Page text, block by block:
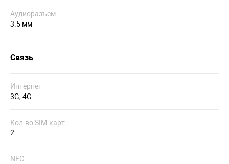
Аудиоразъем
3.5 мм
Связь
Интернет
3G, 4G
Кол-во SIM-карт
2
NFC